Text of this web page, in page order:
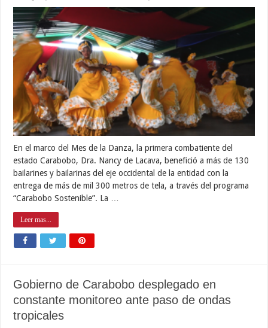
En el marco del Mes de la Danza, la primera combatiente del
estado Carabobo, Dra. Nancy de Lacava, benefició a más de 130
bailarines y bailarinas del eje occidental de la entidad con la
entrega de más de mil 300 metros de tela, a través del programa
“Carabobo Sostenible”. La …
Leer mas...
Gobierno de Carabobo desplegado en
constante monitoreo ante paso de ondas
tropicales